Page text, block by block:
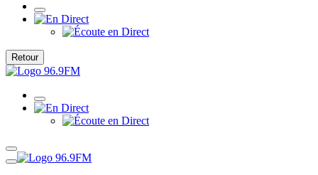
Retour